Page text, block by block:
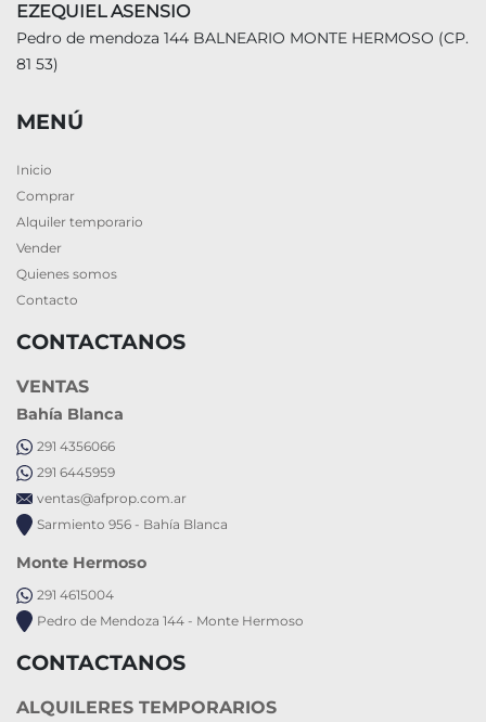
EZEQUIEL ASENSIO
Pedro de mendoza 144 BALNEARIO MONTE HERMOSO (CP.
81 53)
MENÚ
Inicio
Comprar
Alquiler temporario
Vender
Quienes somos
Contacto
CONTACTANOS
VENTAS
Bahía Blanca
291 4356066
291 6445959
ventas@afprop.com.ar
Sarmiento 956 - Bahía Blanca
Monte Hermoso
291 4615004
Pedro de Mendoza 144 - Monte Hermoso
CONTACTANOS
ALQUILERES TEMPORARIOS